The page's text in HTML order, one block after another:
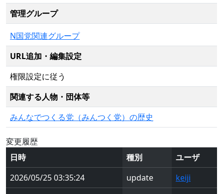
管理グループ
N国党関連グループ
URL追加・編集設定
権限設定に従う
関連する人物・団体等
みんなでつくる党（みんつく党）の歴史
変更履歴
日時
種別
ユーザ
2026/05/25 03:35:24
update
keiji